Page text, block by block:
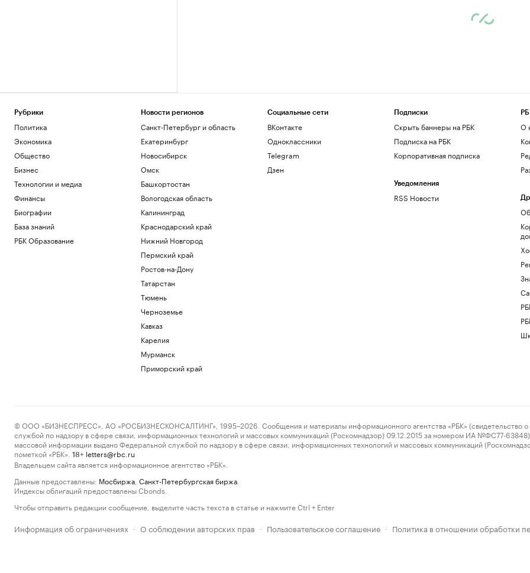
Рубрики
Политика
Экономика
Общество
Бизнес
Технологии и медиа
Финансы
Биографии
База знаний
РБК Образование
Новости регионов
Санкт-Петербург и область
Екатеринбург
Новосибирск
Омск
Башкортостан
Вологодская область
Калининград
Краснодарский край
Нижний Новгород
Пермский край
Ростов-на-Дону
Татарстан
Тюмень
Черноземье
Кавказ
Карелия
Мурманск
Приморский край
Социальные сети
ВКонтакте
Одноклассники
Telegram
Дзен
Подписки
Скрыть баннеры на РБК
Подписка на РБК
Корпоративная подписка
Уведомления
RSS Новости
О
© ООО «БИЗНЕСПРЕСС», АО «РОСБИЗНЕСКОНСАЛТИНГ», 1995–2026. Сообщения и материалы информационного агентства «РБК» (свидетельство о
службой по надзору в сфере связи, информационных технологий и массовых коммуникаций (Роскомнадзор) 09.12.2015 за номером ИА №ФС77-63848)
массовой информации выдано Федеральной службой по надзору в сфере связи, информационных технологий и массовых коммуникаций
пометкой «РБК».
18+ letters@rbc.ru
Владельцем сайта является информационное агентство «РБК».
Данные предоставлены: Мосбиржа Санкт-Петербургская биржа
Индексы облигаций предоставлены Cbonds.
Чтобы отправить редакции сообщение, выделите часть текста в статье и нажмите Ctrl + Enter
Информация об ограничениях · О соблюдении авторских прав · Пользовательское соглашение · Политика в отношении обработки